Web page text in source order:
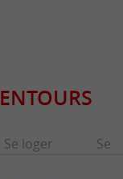
Se loger Se